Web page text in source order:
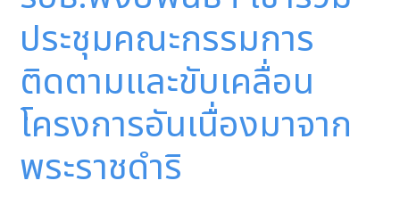
ประชุมคณะกรรมการ
ติดตามและขับเคลื่อน
โครงการอันเนื่องมาจาก
พระราชดำริ